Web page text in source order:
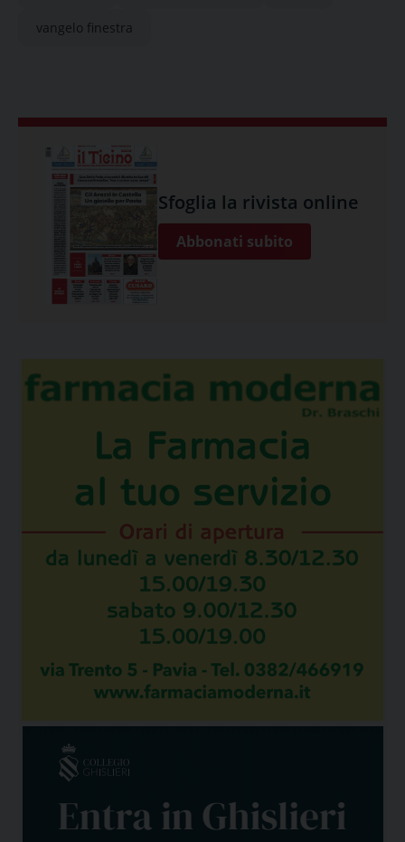
vangelo finestra
Sfoglia la rivista online
Abbonati subito